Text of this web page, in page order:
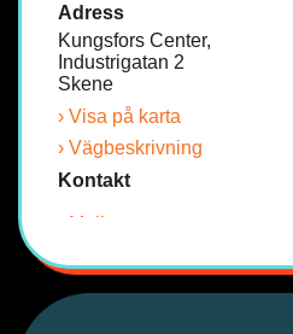
Adress
Kungsfors Center,
Industrigatan 2
Skene
› Visa på karta
› Vägbeskrivning
Kontakt
› Maila oss
3
Team Sportia